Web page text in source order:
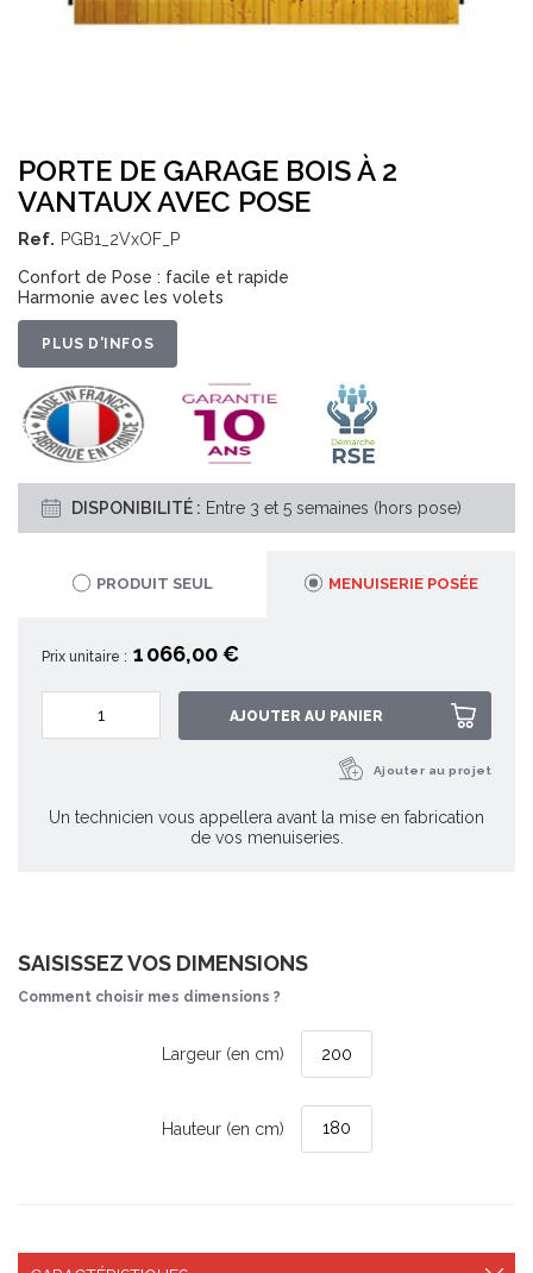
PORTE DE GARAGE BOIS À 2
VANTAUX AVEC POSE
Ref. PGB1_2VxOF_P
Confort de Pose : facile et rapide
Harmonie avec les volets
PLUS D'INFOS
DISPONIBILITÉ : Entre 3 et 5 semaines (hors pose)
PRODUIT SEUL MENUISERIE POSÉE
Prix unitaire : 1 066,00 €
AJOUTER AU PANIER
Ajouter au projet
Un technicien vous appellera avant la mise en fabrication
de vos menuiseries.
SAISISSEZ VOS DIMENSIONS
Comment choisir mes dimensions ?
Largeur (en cm)
Hauteur (en cm)